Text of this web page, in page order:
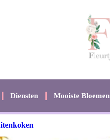
Diensten Mooiste Bloemen